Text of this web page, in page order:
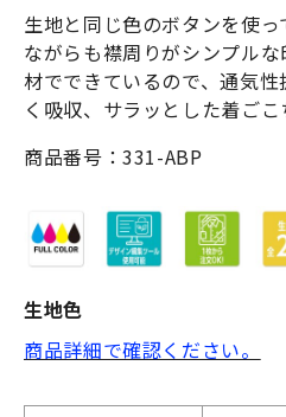
生地と同じ色のボタンを使
ながらも襟周りがシンプル
材でできているので、通気
く吸収、サラッとした着ごこ
商品番号：331-ABP
生地色
商品詳細で確認ください。